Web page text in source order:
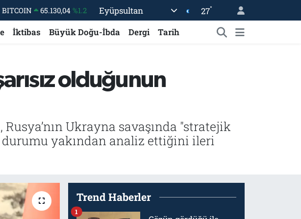
DOLAR 47,7106 %0.17
EURO
55,1652
%0.27
BİST100
13.773
%-19
Eyüpsultan 27°
İktibas Büyük Doğu-İbda Dergi Tarih
olduğunun
Ukrayna savaşında "stratejik
durumu yakından analiz ettiğini ileri
Trend Haberler
1